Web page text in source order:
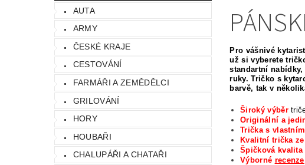
AUTA
ARMY
ČESKÉ KRAJE
CESTOVÁNÍ
FARMÁŘI A ZEMĚDĚLCI
GRILOVÁNÍ
HORY
HOUBAŘI
CHALUPÁŘI A CHATAŘI
Pro vášnivé
už si vyberete
standartní
ruky. Tričko s
barvě, tak v
Široký výběr
Originální a
Trička s
Kvalitní trička
Špičková kvalita
Výborné recenze